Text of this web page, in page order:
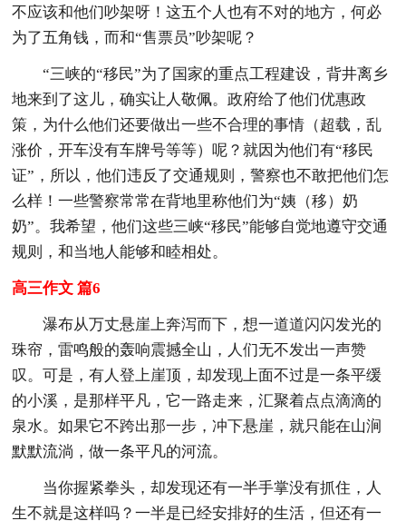
不应该和他们吵架呀！这五个人也有不对的地方，何必
为了五角钱，而和“售票员”吵架呢？
“三峡的“移民”为了国家的重点工程建设，背井离乡
地来到了这儿，确实让人敬佩。政府给了他们优惠政
策，为什么他们还要做出一些不合理的事情（超载，乱
涨价，开车没有车牌号等等）呢？就因为他们有“移民
证”，所以，他们违反了交通规则，警察也不敢把他们怎
么样！一些警察常常在背地里称他们为“姨（移）奶
奶”。我希望，他们这些三峡“移民”能够自觉地遵守交通
规则，和当地人能够和睦相处。
高三作文 篇6
瀑布从万丈悬崖上奔泻而下，想一道道闪闪发光的
珠帘，雷鸣般的轰响震撼全山，人们无不发出一声赞
叹。可是，有人登上崖顶，却发现上面不过是一条平缓
的小溪，是那样平凡，它一路走来，汇聚着点点滴滴的
泉水。如果它不跨出那一步，冲下悬崖，就只能在山涧
默默流淌，做一条平凡的河流。
当你握紧拳头，却发现还有一半手掌没有抓住，人
生不就是这样吗？一半是已经安排好的生活，但还有一